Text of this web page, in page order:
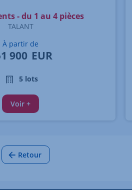
- du 1 au 4 pièces
TALANT
À partir de
900 EUR
5 lots
Voir +
Retour